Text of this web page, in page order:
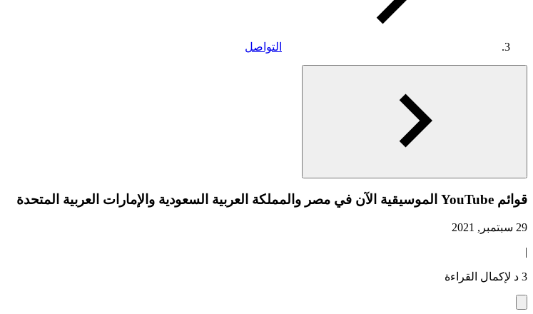
التواصل
قوائم YouTube الموسيقية الآن في مصر والمملكة العربية السعودية والإمارات العربية المتحدة
29 سبتمبر, 2021
|
3 د لإكمال القراءة